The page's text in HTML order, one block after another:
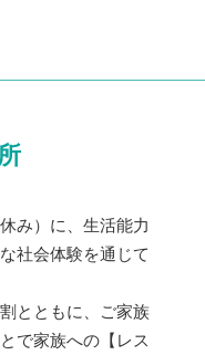
み）に、生活能力
社会体験を通じて
とともに、ご家族
で家族への【レス